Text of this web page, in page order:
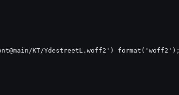
KT/YdestreetL.woff2') format('woff2');